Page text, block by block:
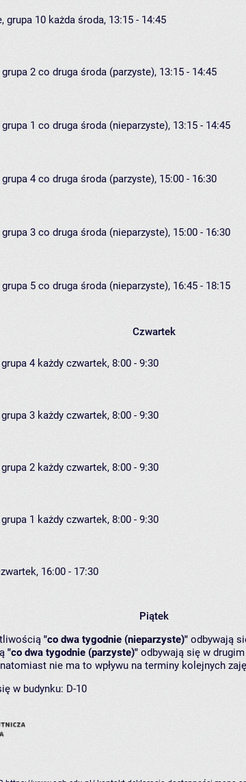
grupa 10 każda środa, 13:15 - 14:45
2 co druga środa (parzyste), 13:15 - 14:45
1 co druga środa (nieparzyste), 13:15 - 14:45
4 co druga środa (parzyste), 15:00 - 16:30
3 co druga środa (nieparzyste), 15:00 - 16:30
5 co druga środa (nieparzyste), 16:45 - 18:15
Czwartek
4 każdy czwartek, 8:00 - 9:30
3 każdy czwartek, 8:00 - 9:30
2 każdy czwartek, 8:00 - 9:30
1 każdy czwartek, 8:00 - 9:30
16:00 - 17:30
Piątek
"co dwa tygodnie (nieparzyste)" odbywają
"co dwa tygodnie (parzyste)" odbywają się w
nie ma to wpływu na terminy kolejnych
w budynku: D-10